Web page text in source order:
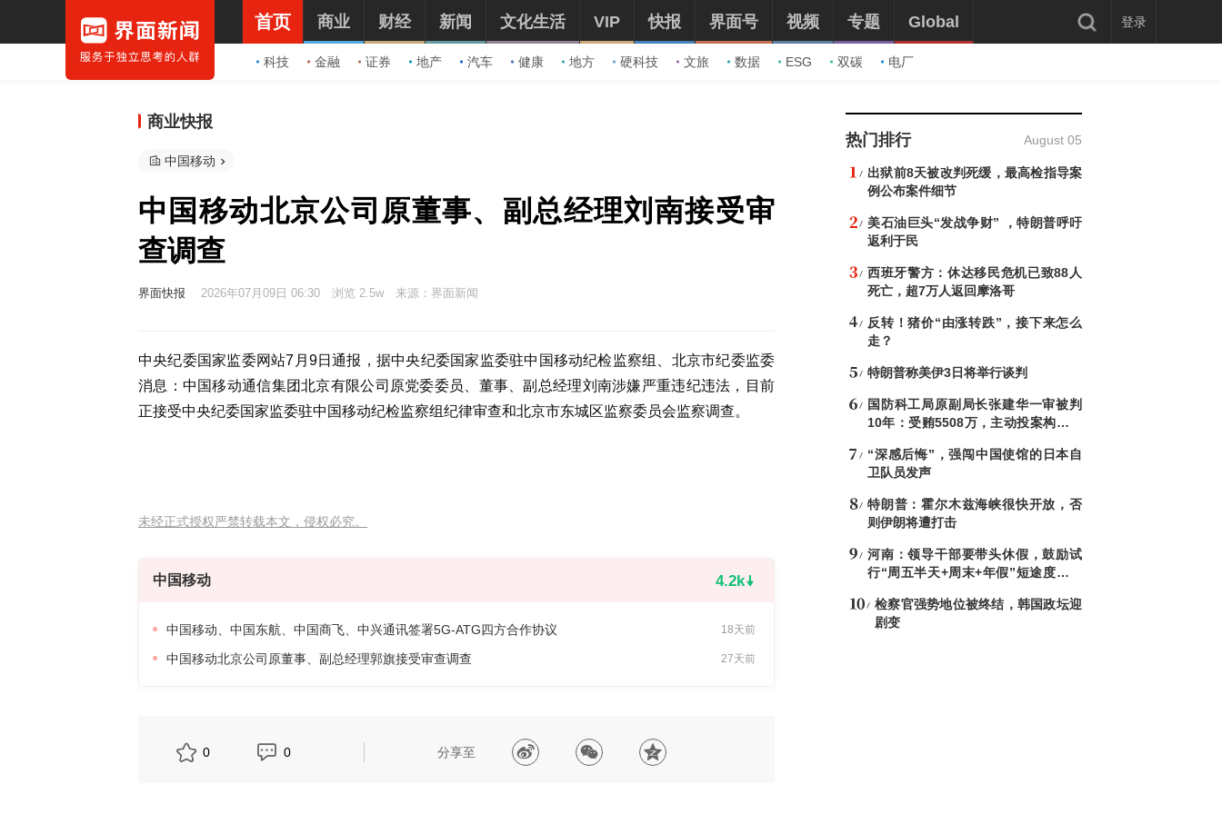
首页
科技 金融 证券 地产 汽车 健康 地方 硬科技 文旅 数据 ESG 双碳 电厂
商业 财经 新闻 文化生活 VIP 快报 界面号 视频 专题 Global 登录
商业快报
中国移动
中国移动北京公司原董事、副总经理刘南接受审
查调查
界面快报 2026年07月09日 06:30 浏览 2.5w 来源：界面新闻
中央纪委国家监委网站7月9日通报，据中央纪委国家监委驻中国移动纪检监察组、北京市纪委监委
消息：中国移动通信集团北京有限公司原党委委员、董事、副总经理刘南涉嫌严重违纪违法，目前
正接受中央纪委国家监委驻中国移动纪检监察组纪律审查和北京市东城区监察委员会监察调查。
未经正式授权严禁转载本文，侵权必究。
中国移动 4.2k
中国移动、中国东航、中国商飞、中兴通讯签署5G-ATG四方合作协议 18天前
中国移动北京公司原董事、副总经理郭旗接受审查调查 27天前
0 0 分享至
热门排行 August 05
出狱前8天被改判死缓，最高检指导案
例公布案件细节
美石油巨头“发战争财” ，特朗普呼吁
返利于民
西班牙警方：休达移民危机已致88人
死亡，超7万人返回摩洛哥
反转！猪价“由涨转跌”，接下来怎么
走？
特朗普称美伊3日将举行谈判
国防科工局原副局长张建华一审被判
10年：受贿5508万，主动投案构成自
“深感后悔”，强闯中国使馆的日本自
卫队员发声
特朗普：霍尔木兹海峡很快开放，否
则伊朗将遭打击
河南：领导干部要带头休假，鼓励试
行“周五半天+周末+年假”短途度假模
检察官强势地位被终结，韩国政坛迎
剧变